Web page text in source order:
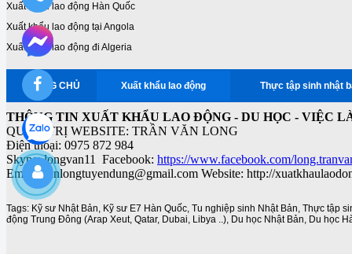
Xuất khẩu lao động Hàn Quốc
Xuất khẩu lao động tại Angola
Xuất khẩu lao động đi Algeria
TRANG CHỦ Xuất khẩu lao động Thực tập sinh nhật
THÔNG TIN XUẤT KHẨU LAO ĐỘNG - DU HỌC - VIỆC
QUẢN TRỊ WEBSITE: TRẦN VĂN LONG
Điện thoại: 0975 872 984
Skype: longvan11 Facebook: https://www.facebook.com/
Email: vanlongtuyendung@gmail.com Website: http://
Tags: Kỹ sư Nhật Bản, Kỹ sư E7 Hàn Quốc, Tu nghiệp sinh Nhật Bản, Thực tập
động Trung Đông (Arap Xeut, Qatar, Dubai, Libya ..), Du học Nhật Bản, Du học